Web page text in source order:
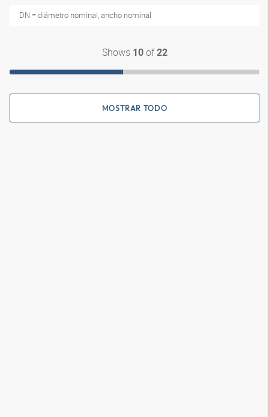
DN = diámetro nominal, ancho nominal
Shows 10of22
MOSTRAR TODO